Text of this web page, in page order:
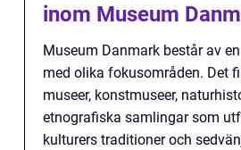
inom Museum
Museum Danmark består av
med olika fokusområden. Det
museer, konstmuseer,
etnografiska samlingar som
kulturers traditioner och